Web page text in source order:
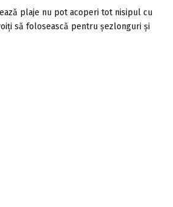
plaje nu pot acoperi tot nisipul cu
să folosească pentru şezlonguri şi